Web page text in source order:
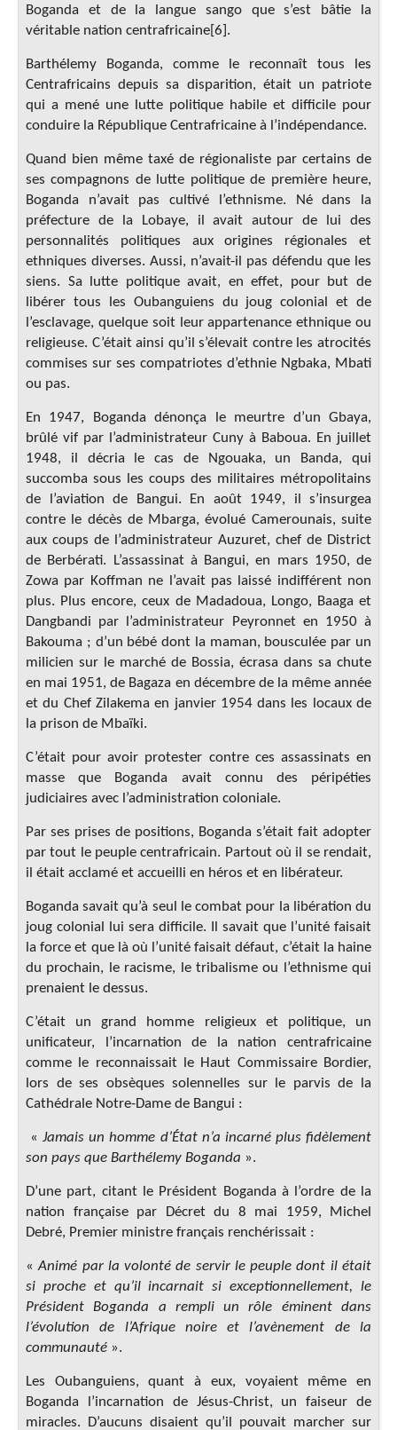
Boganda et de la langue sango que s’est bâtie la
véritable nation centrafricaine[6].
Barthélemy Boganda, comme le reconnaît tous les
Centrafricains depuis sa disparition, était un patriote
qui a mené une lutte politique habile et difficile pour
conduire la République Centrafricaine à l’indépendance.
Quand bien même taxé de régionaliste par certains de
ses compagnons de lutte politique de première heure,
Boganda n’avait pas cultivé l’ethnisme. Né dans la
préfecture de la Lobaye, il avait autour de lui des
personnalités politiques aux origines régionales et
ethniques diverses. Aussi, n’avait-il pas défendu que les
siens. Sa lutte politique avait, en effet, pour but de
libérer tous les Oubanguiens du joug colonial et de
l’esclavage, quelque soit leur appartenance ethnique ou
religieuse. C’était ainsi qu’il s’élevait contre les atrocités
commises sur ses compatriotes d’ethnie Ngbaka, Mbati
ou pas.
En 1947, Boganda dénonça le meurtre d’un Gbaya,
brûlé vif par l’administrateur Cuny à Baboua. En juillet
1948, il décria le cas de Ngouaka, un Banda, qui
succomba sous les coups des militaires métropolitains
de l’aviation de Bangui. En août 1949, il s’insurgea
contre le décès de Mbarga, évolué Camerounais, suite
aux coups de l’administrateur Auzuret, chef de District
de Berbérati. L’assassinat à Bangui, en mars 1950, de
Zowa par Koffman ne l’avait pas laissé indifférent non
plus. Plus encore, ceux de Madadoua, Longo, Baaga et
Dangbandi par l’administrateur Peyronnet en 1950 à
Bakouma ; d’un bébé dont la maman, bousculée par un
milicien sur le marché de Bossia, écrasa dans sa chute
en mai 1951, de Bagaza en décembre de la même année
et du Chef Zilakema en janvier 1954 dans les locaux de
la prison de Mbaïki.
C’était pour avoir protester contre ces assassinats en
masse que Boganda avait connu des péripéties
judiciaires avec l’administration coloniale.
Par ses prises de positions, Boganda s’était fait adopter
par tout le peuple centrafricain. Partout où il se rendait,
il était acclamé et accueilli en héros et en libérateur.
Boganda savait qu’à seul le combat pour la libération du
joug colonial lui sera difficile. Il savait que l’unité faisait
la force et que là où l’unité faisait défaut, c’était la haine
du prochain, le racisme, le tribalisme ou l’ethnisme qui
prenaient le dessus.
C’était un grand homme religieux et politique, un
unificateur, l’incarnation de la nation centrafricaine
comme le reconnaissait le Haut Commissaire Bordier,
lors de ses obsèques solennelles sur le parvis de la
Cathédrale Notre-Dame de Bangui :
« Jamais un homme d’État n’a incarné plus fidèlement
son pays que Barthélemy Boganda ».
D’une part, citant le Président Boganda à l’ordre de la
nation française par Décret du 8 mai 1959, Michel
Debré, Premier ministre français renchérissait :
« Animé par la volonté de servir le peuple dont il était
si proche et qu’il incarnait si exceptionnellement, le
Président Boganda a rempli un rôle éminent dans
l’évolution de l’Afrique noire et l’avènement de la
communauté ».
Les Oubanguiens, quant à eux, voyaient même en
Boganda l’incarnation de Jésus-Christ, un faiseur de
miracles. D’aucuns disaient qu’il pouvait marcher sur